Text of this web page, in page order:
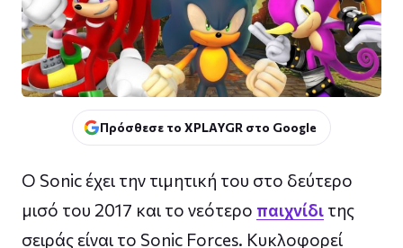
Πρόσθεσε το XPLAYGR στο Google
Ο Sonic έχει την τιμητική του στο δεύτερο
μισό του 2017 και το νεότερο παιχνίδι της
σειράς είναι το Sonic Forces. Κυκλοφορεί